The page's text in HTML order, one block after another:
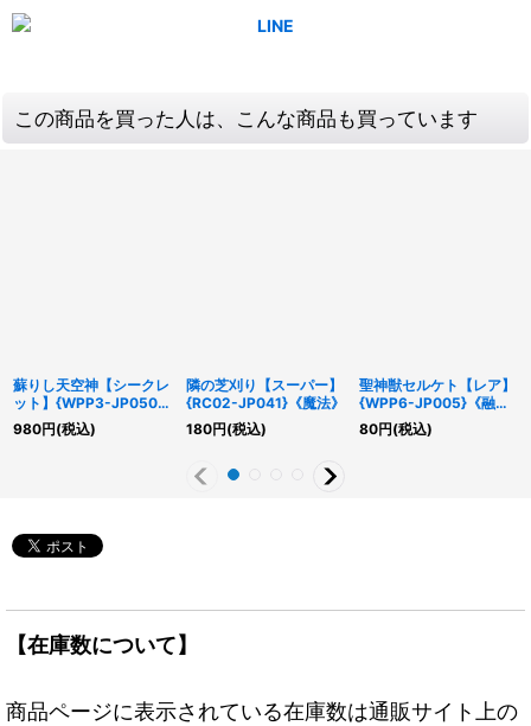
この商品を買った人は、こんな商品も買っています
蘇りし天空神【シークレ
ット】{WPP3-JP050}
《罠》
980円(税込)
隣の芝刈り【スーパー】
{RC02-JP041}《魔法》
180円(税込)
聖神獣セルケト【レア】
{WPP6-JP005}《融
合》
80円(税込)
【在庫数について】
商品ページに表示されている在庫数は通販サイト上の